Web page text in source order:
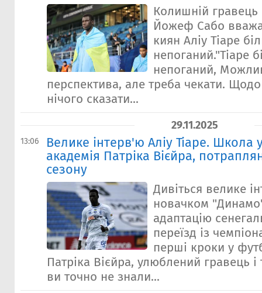
Колишній
Йожеф Сабо
киян Аліу Тіаре
непоганий."Тіаре
непоганий,
перспектива, але треба чекати.
нічого сказати...
29.11.2025
13:06
Велике інтерв'ю Аліу Тіаре. Школа
академія Патріка Вієйра,
сезону
Дивіться велике
новачком
адаптацію
переїзд із
перші кроки у
Патріка Вієйра, улюблений гравець і
ви точно не знали...